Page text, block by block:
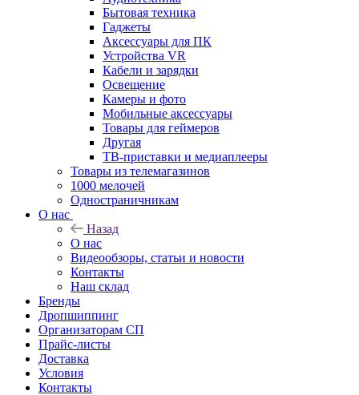
Бытовая техника
Гаджеты
Аксессуары для ПК
Устройства VR
Кабели и зарядки
Освещение
Камеры и фото
Мобильные аксессуары
Товары для геймеров
Другая
ТВ-приставки и медиаплееры
Товары из телемагазинов
1000 мелочей
Одностраничникам
О нас
Назад
О нас
Видеообзоры, статьи и новости
Контакты
Наш склад
Бренды
Дропшиппинг
Организаторам СП
Прайс-листы
Доставка
Условия
Контакты